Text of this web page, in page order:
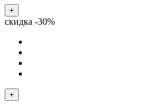
+
скидка -30%
+